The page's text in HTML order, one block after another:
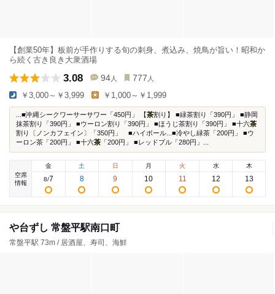
【創業50年】板前が手作りする旬の刺身、煮込み、焼鳥が旨い！昭和か
ら続く古き良き大衆酒場
3.08 94 人 777 人
￥3,000～￥3,999 ￥1,000～￥1,999
...■沖縄シークワーサーサワー「450円」 【茶割り】 ■緑茶割り「390円」 ■静岡
抹茶割り「390円」 ■ウーロン割り「390円」 ■ほうじ茶割り「390円」 ■十六茶
割り〔ノンカフェイン〕「350円」 ■ハイボール...■冷やし緑茶「200円」 ■ウ
ーロン茶「200円」 ■十六茶 「200円」 ■レッドブル「280円」...
空席
情報
金
8/7
土
8
日
9
月
10
火
11
水
12
木
13
や台ずし 常盤平駅南口町
常盤平駅 73m / 居酒屋、寿司、海鮮